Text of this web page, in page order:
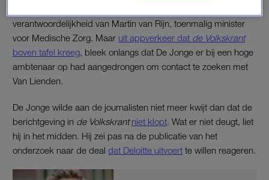
verantwoordelijkheid van Martin van Rijn, toenmalig minister
voor Medische Zorg. Maar uit appverkeer dat de Volkskrant
boven tafel kreeg , bleek onlangs dat De Jonge er bij een hoge
ambtenaar op had aangedrongen om contact te zoeken met
Van Lienden.
De Jonge wilde aan de journalisten niet meer kwijt dan dat de
berichtgeving in de Volkskrant niet klopt . Wat er niet deugt, liet
hij in het midden. Hij zei pas na de publicatie van het
onderzoek naar de deal dat Deloitte uitvoert te willen reageren.